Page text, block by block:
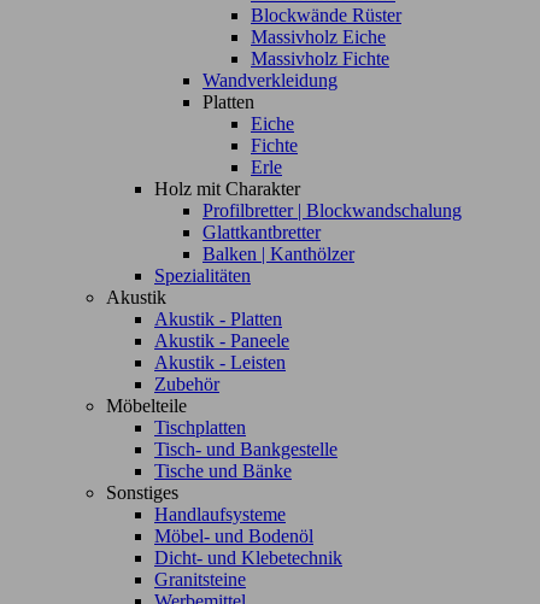
Blockwände Rüster
Massivholz Eiche
Massivholz Fichte
Wandverkleidung
Platten
Eiche
Fichte
Erle
Holz mit Charakter
Profilbretter | Blockwandschalung
Glattkantbretter
Balken | Kanthölzer
Spezialitäten
Akustik
Akustik - Platten
Akustik - Paneele
Akustik - Leisten
Zubehör
Möbelteile
Tischplatten
Tisch- und Bankgestelle
Tische und Bänke
Sonstiges
Handlaufsysteme
Möbel- und Bodenöl
Dicht- und Klebetechnik
Granitsteine